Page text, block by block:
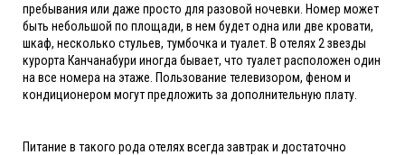
пребывания или даже просто для разовой ночевки. Номер может
быть небольшой по площади, в нем будет одна или две кровати,
шкаф, несколько стульев, тумбочка и туалет. В отелях 2 звезды
курорта Канчанабури иногда бывает, что туалет расположен один
на все номера на этаже. Пользование телевизором, феном и
кондиционером могут предложить за дополнительную плату.
Питание в такого рода отелях всегда завтрак и достаточно